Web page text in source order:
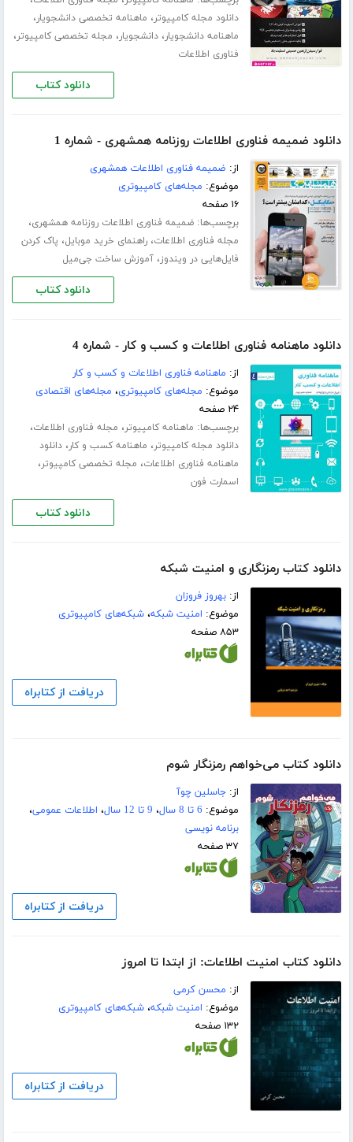
دانلود مجله کامپیوتر، ماهنامه تخصصی دانشجویار،
ماهنامه دانشجویار،دانشجویار، مجله تخصصی کامپیوتر،
فناوری اطلاعات
دانلود کتاب
دانلود ضمیمه فناوری اطلاعات روزنامه همشهری - شماره 1
از: ضمیمه فناوری اطلاعات همشهری
موضوع: مجله‌های کامپیوتری
۱۶ صفحه
برچسب‌ها:ضمیمه فناوری اطلاعات روزنامه همشهری،
مجله فناوری اطلاعات،راهنمای خرید موبایل، پاک کردن
فایل‌هایی در ویندوز،آموزش ساخت جی‌میل
دانلود کتاب
دانلود ماهنامه فناوری اطلاعات و کسب و کار - شماره 4
از: ماهنامه فناوری اطلاعات و کسب و کار
موضوع: مجله‌های کامپیوتری، مجله‌های اقتصادی
۲۴ صفحه
برچسب‌ها: ماهنامه کامپیوتر، مجله فناوری اطلاعات،
دانلود مجله کامپیوتر، ماهنامه کسب و کار،دانلود
ماهنامه فناوری اطلاعات، مجله تخصصی کامپیوتر،
اسمارت فون
دانلود کتاب
دانلود کتاب رمزنگاری و امنیت شبکه
از:بهروز فروزان
موضوع: امنیت شبکه،شبکه‌های کامپیوتری
۸۵۳ صفحه
دریافت از کتابراه
دانلود کتاب می‌خواهم رمزنگار شوم
از:جاسلین چوآ
موضوع: 6 تا 8 سال ، 9 تا 12 سال ، اطلاعات عمومی،
برنامه نویسی
۳۷ صفحه
دریافت از کتابراه
دانلود کتاب امنیت اطلاعات: از ابتدا تا امروز
از: محسن کرمی
موضوع: امنیت شبکه،شبکه‌های کامپیوتری
۱۳۲ صفحه
دریافت از کتابراه